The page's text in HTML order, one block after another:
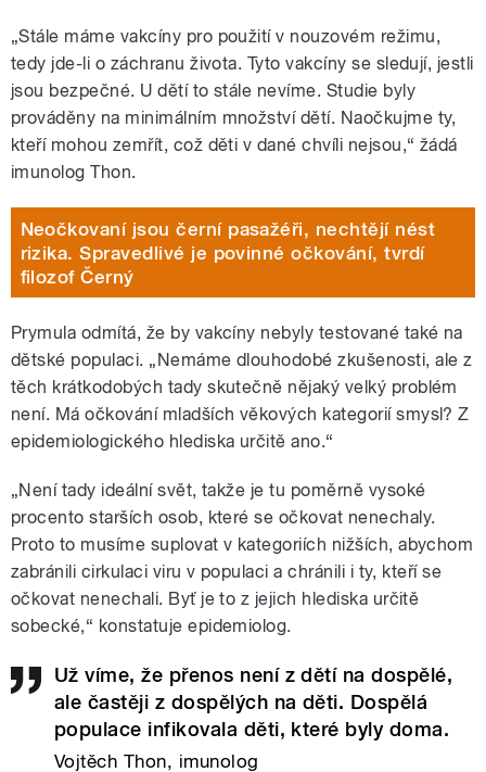
„Stále máme vakcíny pro použití v nouzovém režimu,
tedy jde-li o záchranu života. Tyto vakcíny se sledují, jestli
jsou bezpečné. U dětí to stále nevíme. Studie byly
prováděny na minimálním množství dětí. Naočkujme ty,
kteří mohou zemřít, což děti v dané chvíli nejsou,“ žádá
imunolog Thon.
Neočkovaní jsou černí pasažéři, nechtějí nést
rizika. Spravedlivé je povinné očkování, tvrdí
filozof Černý
Prymula odmítá, že by vakcíny nebyly testované také na
dětské populaci. „Nemáme dlouhodobé zkušenosti, ale z
těch krátkodobých tady skutečně nějaký velký problém
není. Má očkování mladších věkových kategorií smysl? Z
epidemiologického hlediska určitě ano.“
„Není tady ideální svět, takže je tu poměrně vysoké
procento starších osob, které se očkovat nenechaly.
Proto to musíme suplovat v kategoriích nižších, abychom
zabránili cirkulaci viru v populaci a chránili i ty, kteří se
očkovat nenechali. Byť je to z jejich hlediska určitě
sobecké,“ konstatuje epidemiolog.
Už víme, že přenos není z dětí na dospělé,
ale častěji z dospělých na děti. Dospělá
populace infikovala děti, které byly doma.
Vojtěch Thon, imunolog